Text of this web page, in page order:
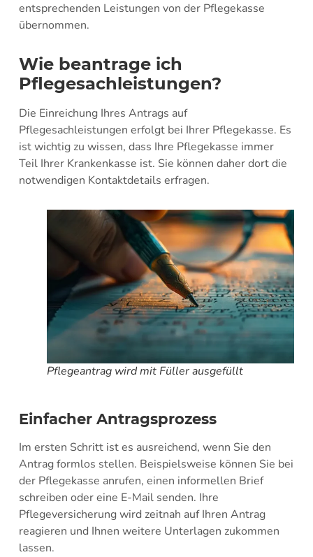
entsprechenden Leistungen von der Pflegekasse
übernommen.
Wie beantrage ich
Pflegesachleistungen?
Die Einreichung Ihres Antrags auf
Pflegesachleistungen erfolgt bei Ihrer Pflegekasse. Es
ist wichtig zu wissen, dass Ihre Pflegekasse immer
Teil Ihrer Krankenkasse ist. Sie können daher dort die
notwendigen Kontaktdetails erfragen.
Pflegeantrag wird mit Füller ausgefüllt
Einfacher Antragsprozess
Im ersten Schritt ist es ausreichend, wenn Sie den
Antrag formlos stellen. Beispielsweise können Sie bei
der Pflegekasse anrufen, einen informellen Brief
schreiben oder eine E-Mail senden. Ihre
Pflegeversicherung wird zeitnah auf Ihren Antrag
reagieren und Ihnen weitere Unterlagen zukommen
lassen.